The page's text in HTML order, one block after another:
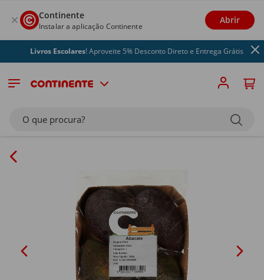
Continente
Instalar a aplicação Continente
Abrir
Livros Escolares! Aproveite 5% Desconto Direto e Entrega Grátis
O que procura?